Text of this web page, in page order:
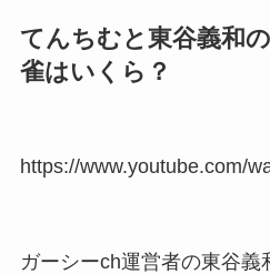
てんちむと東谷義和
雀はいくら？
https://www.youtube.com/
ガーシーch運営者の東谷